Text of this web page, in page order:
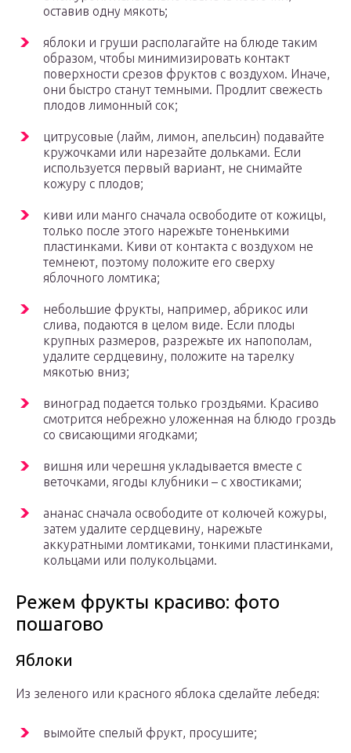
оставив одну мякоть;
яблоки и груши располагайте на блюде таким
образом, чтобы минимизировать контакт
поверхности срезов фруктов с воздухом. Иначе,
они быстро станут темными. Продлит свежесть
плодов лимонный сок;
цитрусовые (лайм, лимон, апельсин) подавайте
кружочками или нарезайте дольками. Если
используется первый вариант, не снимайте
кожуру с плодов;
киви или манго сначала освободите от кожицы,
только после этого нарежьте тоненькими
пластинками. Киви от контакта с воздухом не
темнеют, поэтому положите его сверху
яблочного ломтика;
небольшие фрукты, например, абрикос или
слива, подаются в целом виде. Если плоды
крупных размеров, разрежьте их напополам,
удалите сердцевину, положите на тарелку
мякотью вниз;
виноград подается только гроздьями. Красиво
смотрится небрежно уложенная на блюдо гроздь
со свисающими ягодками;
вишня или черешня укладывается вместе с
веточками, ягоды клубники – с хвостиками;
ананас сначала освободите от колючей кожуры,
затем удалите сердцевину, нарежьте
аккуратными ломтиками, тонкими пластинками,
кольцами или полукольцами.
Режем фрукты красиво: фото
пошагово
Яблоки
Из зеленого или красного яблока сделайте лебедя:
вымойте спелый фрукт, просушите;